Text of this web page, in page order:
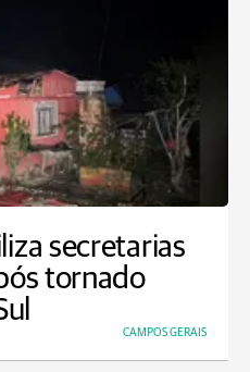
secretarias
tornado
CAMPOS GERAIS